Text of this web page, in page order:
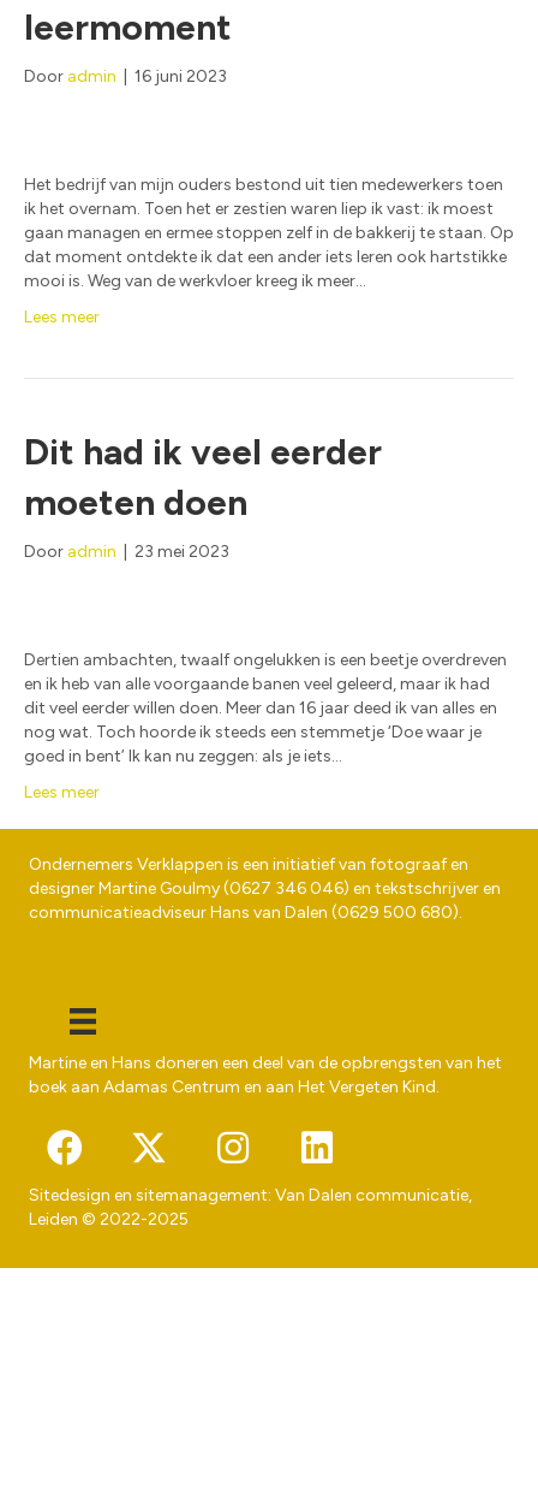
leermoment
Door admin 16 juni 2023
Het bedrijf van mijn ouders bestond uit tien medewerkers toen
ik het overnam. Toen het er zestien waren liep ik vast: ik moest
gaan managen en ermee stoppen zelf in de bakkerij te staan. Op
dat moment ontdekte ik dat een ander iets leren ook hartstikke
mooi is. Weg van de werkvloer kreeg ik meer…
Lees meer
Dit had ik veel eerder
moeten doen
Door admin 23 mei 2023
Dertien ambachten, twaalf ongelukken is een beetje overdreven
en ik heb van alle voorgaande banen veel geleerd, maar ik had
dit veel eerder willen doen. Meer dan 16 jaar deed ik van alles en
nog wat. Toch hoorde ik steeds een stemmetje ‘Doe waar je
goed in bent’ Ik kan nu zeggen: als je iets…
Lees meer
Ondernemers Verklappen is een initiatief van fotograaf en
designerMartine Goulmy(0627 346 046) en tekstschrijver en
communicatieadviseurHans van Dalen (0629 500 680).
Martine en Hans doneren een deel van de opbrengsten van het
boek aan Adamas Centrum en aan Het Vergeten Kind.
Sitedesign en sitemanagement: Van Dalen communicatie,
Leiden © 2022-2025